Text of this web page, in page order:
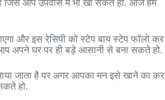
जिसे आप उपवास में भी खा सकते हो. आज हम
और इस रेसिपी को स्टेप बाय स्टेप फॉलो कर
अपने घर पर ही बड़े आसानी से बना सकते हो.
जाता है पर अगर आपका मन इसे खाने का कर
हो.